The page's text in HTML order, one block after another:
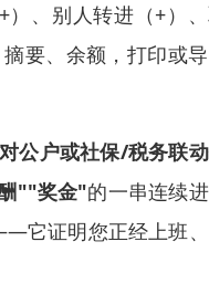
、别人转进（+）
要、余额，打印或
公户或社保/税务联
""奖金"的一串连续
它证明您正经上班